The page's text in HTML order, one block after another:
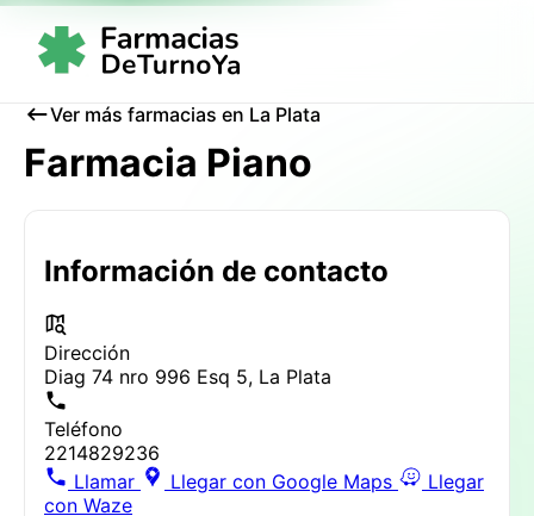
Ver más farmacias en La Plata
Farmacia Piano
Información de contacto
Dirección
Diag 74 nro 996 Esq 5, La Plata
Teléfono
2214829236
Llamar
Llegar con Google Maps
Llegar
con Waze